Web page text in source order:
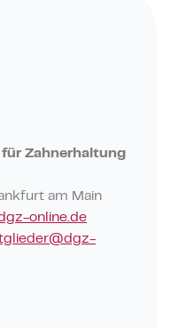
für Zahnerhaltung
am Main
online.de